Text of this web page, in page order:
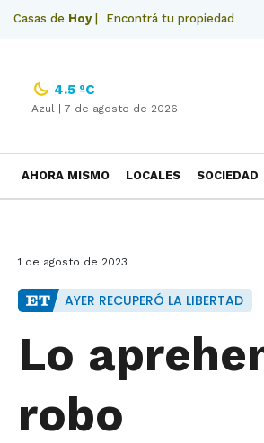
Casas de Hoy| Encontrá tu propiedad
4.5 ºC
Azul | 7 de agosto de 2026
AHORA MISMO LOCALES SOCIEDAD
1 de agosto de 2023
AYER RECUPERÓ LA LIBERTAD
Lo
robo